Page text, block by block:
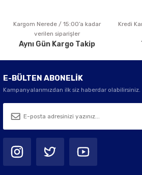
Gönder
Kargom Nerede / 15:00’a kadar
verilen siparişler
Aynı Gün Kargo Takip
Kredi
E-BÜLTEN ABONELİK
Kampanyalarımızdan ilk siz haberdar olabilirsiniz.